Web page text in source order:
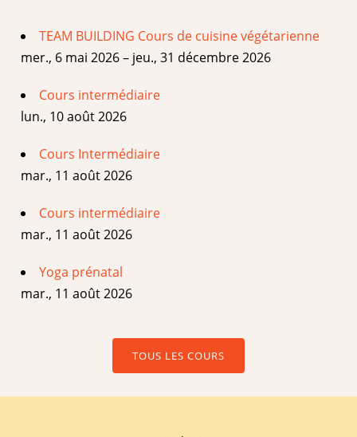
TEAM BUILDING Cours de cuisine végétarienne
mer., 6 mai 2026 – jeu., 31 décembre 2026
Cours intermédiaire
lun., 10 août 2026
Cours Intermédiaire
mar., 11 août 2026
Cours intermédiaire
mar., 11 août 2026
Yoga prénatal
mar., 11 août 2026
TOUS LES COURS